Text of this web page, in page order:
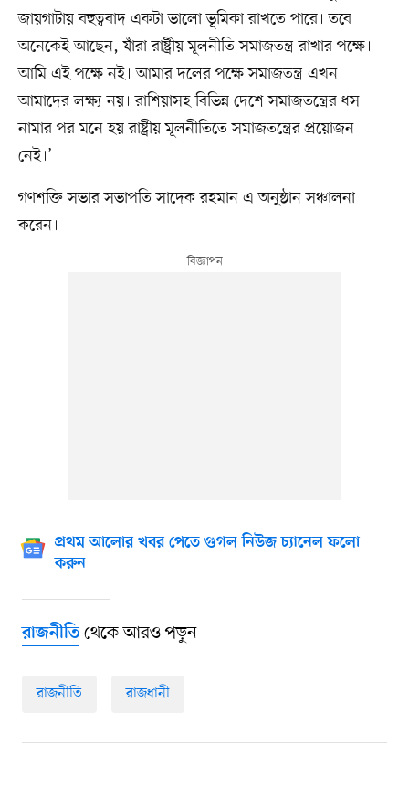
জায়গাটায় বহুত্ববাদ একটা ভালো ভূমিকা রাখতে পারে। তবে
অনেকেই আছেন, যাঁরা রাষ্ট্রীয় মূলনীতি সমাজতন্ত্র রাখার পক্ষে।
আমি এই পক্ষে নই। আমার দলের পক্ষে সমাজতন্ত্র এখন
আমাদের লক্ষ্য নয়। রাশিয়াসহ বিভিন্ন দেশে সমাজতন্ত্রের ধস
নামার পর মনে হয় রাষ্ট্রীয় মূলনীতিতে সমাজতন্ত্রের প্রয়োজন
নেই।’
গণশক্তি সভার সভাপতি সাদেক রহমান এ অনুষ্ঠান সঞ্চালনা
করেন।
প্রথম আলোর খবর পেতে গুগল নিউজ চ্যানেল ফলো
করুন
রাজনীতিথেকে আরও পড়ুন
রাজনীতি রাজধানী